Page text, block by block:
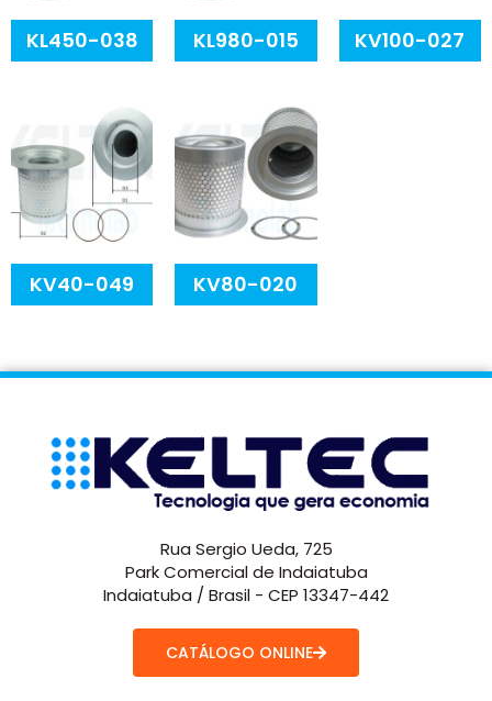
KL450-038 KL980-015 KV100-027
KV40-049 KV80-020
Rua Sergio Ueda, 725
Park Comercial de Indaiatuba
Indaiatuba / Brasil - CEP 13347-442
CATÁLOGO ONLINE